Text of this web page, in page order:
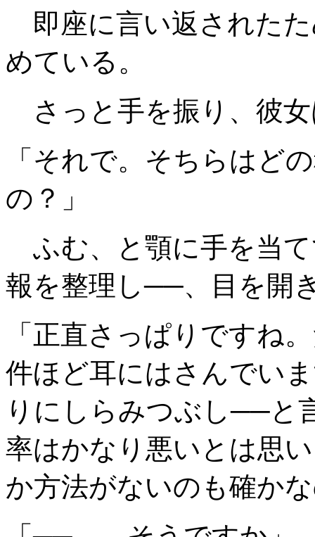
即座に言い返された
めている。
さっと手を振り、彼
「それで。そちらはど
の？」
ふむ、と顎に手を当
報を整理し──、目を開
「正直さっぱりですね
件ほど耳にはさんでい
りにしらみつぶし──と
率はかなり悪いとは思
か方法がないのも確か